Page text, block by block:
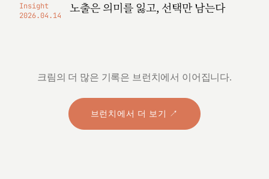
Insight
2026.04.14
노출은 의미를 잃고, 선택만 남는다
크림의 더 많은 기록은 브런치에서 이어집니다.
브런치에서 더 보기 ↗